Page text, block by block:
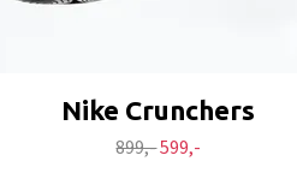
Nike Crunchers
899,-599,-